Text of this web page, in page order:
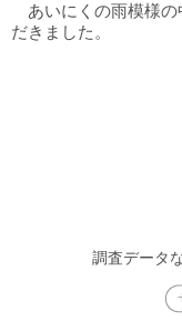
あいにくの雨模様の
だきました。
調査データ